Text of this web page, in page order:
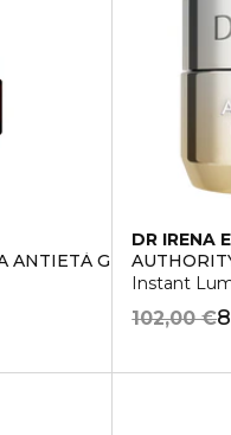
ANTIETÀ GIORNO
DR IRENA
Instant
102,00 €